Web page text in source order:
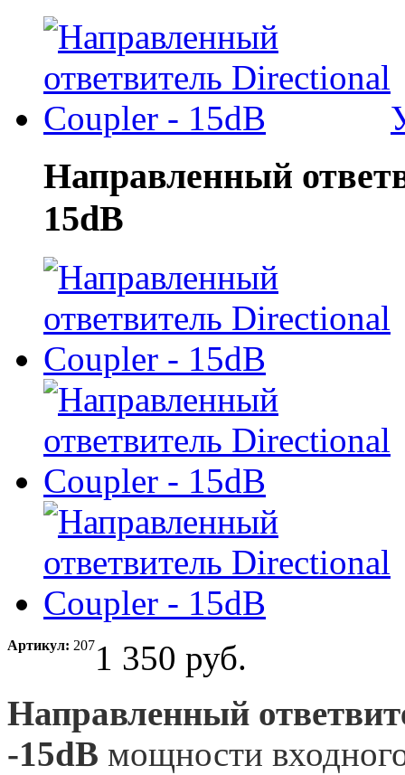
Направленный
15dB
Артикул: 2071 350 руб.
Направленный
-15dB мощности